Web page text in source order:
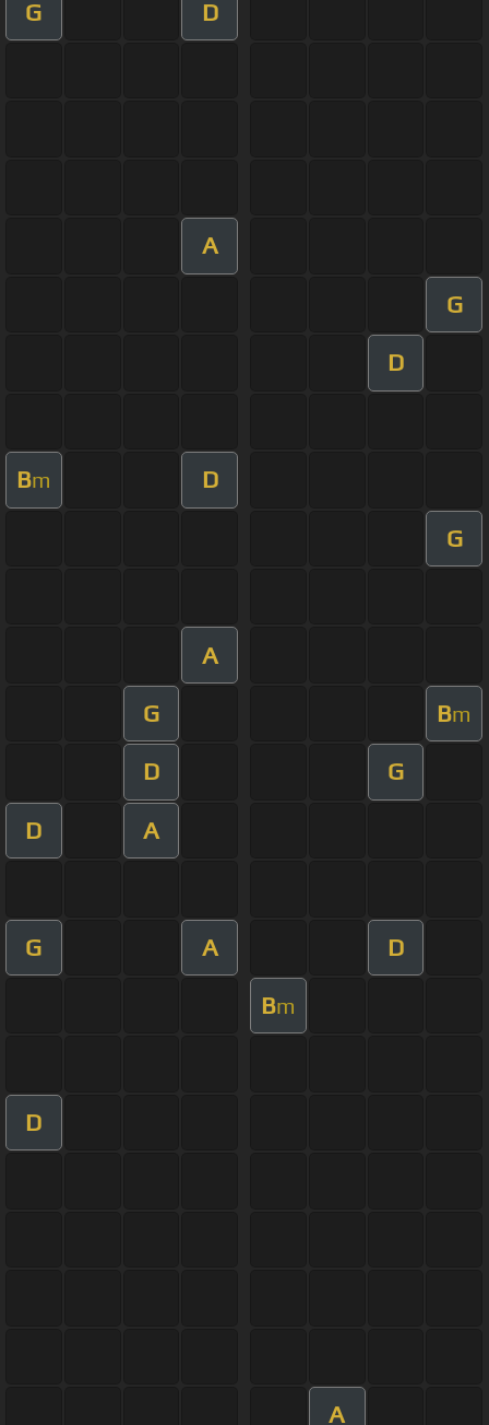
G D
A
G
D
Bm D
G
A
G Bm
D G
D A
G A D
Bm
D
A